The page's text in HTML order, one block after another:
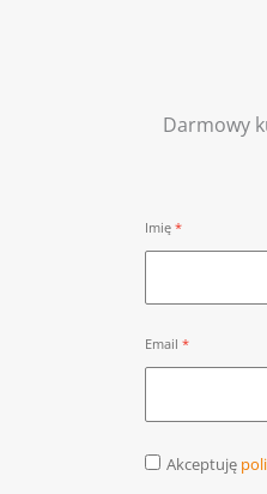
Darmowy
Imię
Email
Akceptuję